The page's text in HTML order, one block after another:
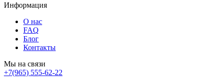
Информация
О нас
FAQ
Блог
Контакты
Мы на связи
+7(965) 555-62-22